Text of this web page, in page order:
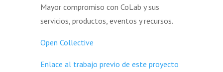
Mayor compromiso con CoLab y sus
servicios, productos, eventos y recursos.
Open Collective
Enlace al trabajo previo de este proyecto